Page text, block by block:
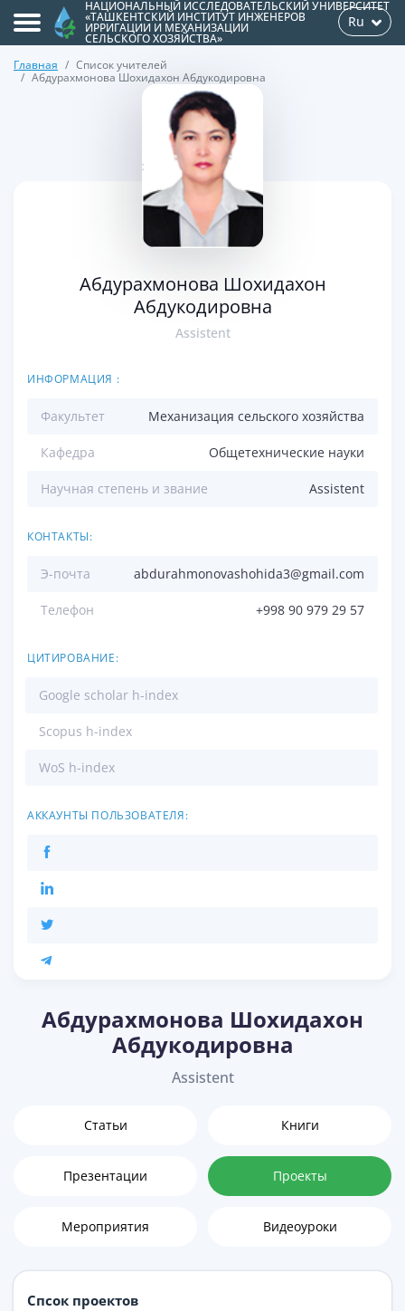
НАЦИОНАЛЬНЫЙ ИССЛЕДОВАТЕЛЬСКИЙ УНИВЕРСИТЕТ
«ТАШКЕНТСКИЙ ИНСТИТУТ ИНЖЕНЕРОВ
ИРРИГАЦИИ И МЕХАНИЗАЦИИ
СЕЛЬСКОГО ХОЗЯЙСТВА»
Ru
Главная
Список учителей
Абдурахмонова Шохидахон Абдукодировна
>
Абдурахмонова Шохидахон
Абдукодировна
Assistent
ИНФОРМАЦИЯ :
Факультет Механизация сельского хозяйства
Кафедра Общетехнические науки
Научная степень и звание Assistent
КОНТАКТЫ:
Э-почта abdurahmonovashohida3@gmail.com
Телефон +998 90 979 29 57
ЦИТИРОВАНИЕ:
Google scholar h-index
Scopus h-index
WoS h-index
АККАУНТЫ ПОЛЬЗОВАТЕЛЯ:
Абдурахмонова Шохидахон
Абдукодировна
Assistent
Статьи Книги
Презентации Проекты
Мероприятия Видеоуроки
Спсок проектов